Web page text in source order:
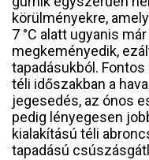
körülményekre,
7 °C alatt ugyanis
megkeményedik,
tapadásukból.
téli időszakban a
jegesedés, az ónos
pedig lényegesen
kialakítású téli
tapadású